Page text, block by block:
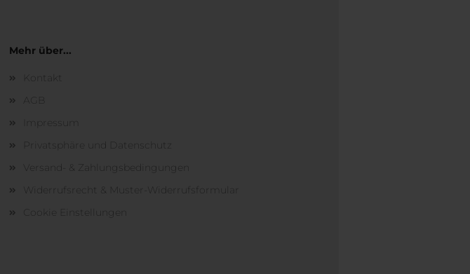
Mehr über...
Kontakt
Impressum
Privatsphäre und Datenschutz
Versand- & Zahlungsbedingungen
Widerrufsrecht & Muster-Widerrufsformular
Cookie Einstellungen